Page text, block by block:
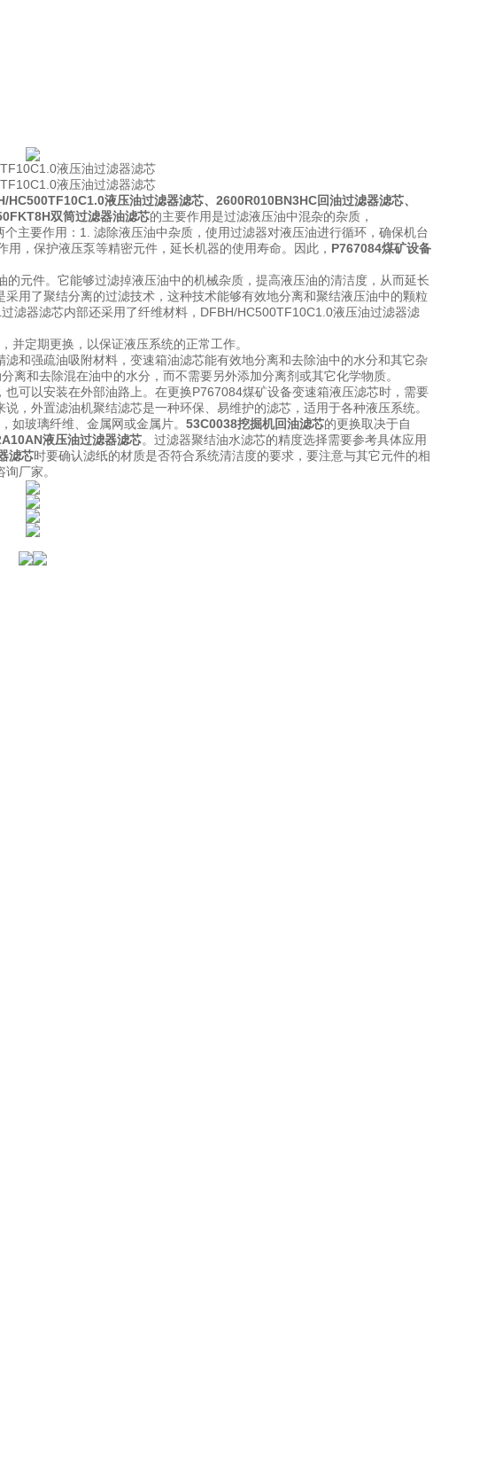
HC500TF10C1.0液压油过滤器滤芯、 2600R010BN3HC回油过滤器滤芯、
双筒过滤器油滤芯的主要作用是过滤液压油中混杂的杂质，
主要作用：1. 滤除液压油中杂质，使用过滤器对液压油进行循环，确保机台
用，保护液压泵等精密元件，延长机器的使用寿命。因此， P767084煤矿设备
的元件。它能够过滤掉液压油中的机械杂质，提高液压油的清洁度，从而延长
采用了聚结分离的过滤技术，这种技术能够有效地分离和聚结液压油中的颗粒
滤器滤芯内部还采用了纤维材料，DFBH/HC500TF10C1.0液压油过滤器滤
定期更换，以保证液压系统的正常工作。
和强疏油吸附材料，变速箱油滤芯能有效地分离和去除油中的水分和其它杂
离和去除混在油中的水分，而不需要另外添加分离剂或其它化学物质。
可以安装在外部油路上。在更换P767084煤矿设备变速箱液压滤芯时，需要
，外置滤油机聚结滤芯是一种环保、易维护的滤芯，适用于各种液压系统。
如玻璃纤维、金属网或金属片。 53C0038挖掘机回油滤芯的更换取决于自
液压油过滤器滤芯。过滤器聚结油水滤芯的精度选择需要参考具体应用
滤芯时要确认滤纸的材质是否符合系统清洁度的要求，要注意与其它元件的相
厂家。